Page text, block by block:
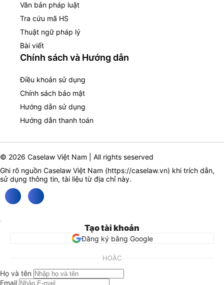
Văn bản pháp luật
Tra cứu mã HS
Thuật ngữ pháp lý
Bài viết
Chính sách và Hướng dẫn
Điều khoản sử dụng
Chính sách bảo mật
Hướng dẫn sử dụng
Hướng dẫn thanh toán
© 2026 Caselaw Việt Nam | All rights seserved
Ghi rõ nguồn Caselaw Việt Nam (https://caselaw.vn) khi trích dẫn,
sử dụng thông tin, tài liệu từ địa chỉ này.
Tạo tài khoản
Đăng ký bằng Google
HOẶC
Họ và tên
Email